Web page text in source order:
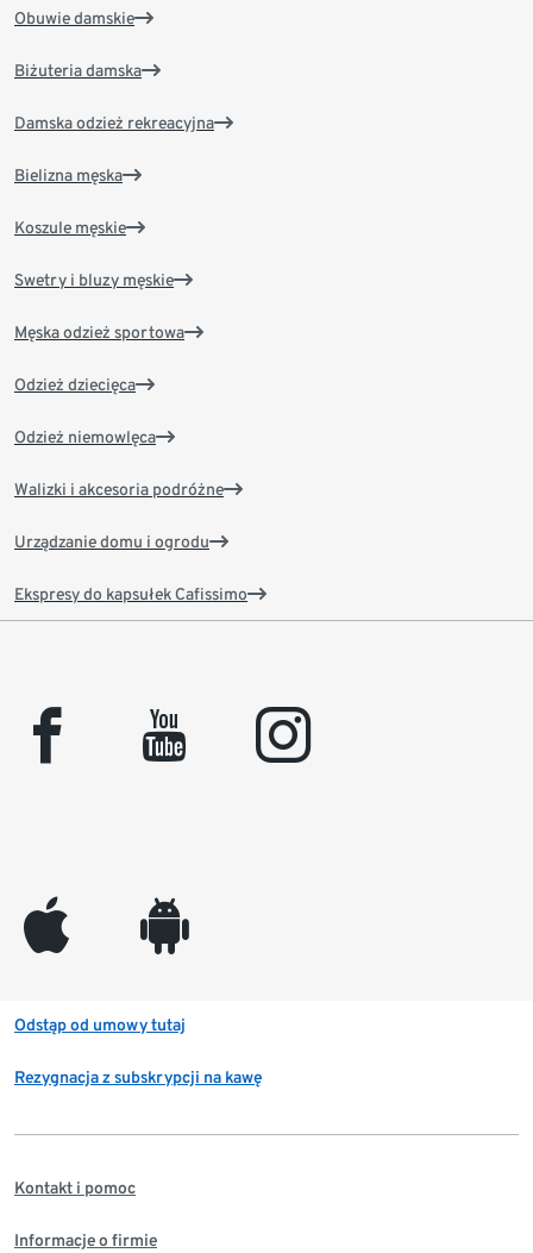
Obuwie damskie
Biżuteria damska
Damska odzież rekreacyjna
Bielizna męska
Koszule męskie
Swetry i bluzy męskie
Męska odzież sportowa
Odzież dziecięca
Odzież niemowlęca
Walizki i akcesoria podróżne
Urządzanie domu i ogrodu
Ekspresy do kapsułek Cafissimo
facebook youtube instagram
appleinc android
Odstąp od umowy tutaj
Rezygnacja z subskrypcji na kawę
Kontakt i pomoc
Informacje o firmie